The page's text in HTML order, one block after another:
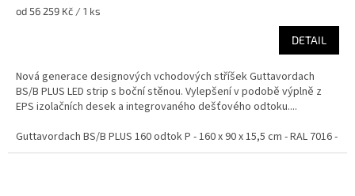
Měrná
od 56 259 Kč / 1 ks
DETAIL
Nová generace designových vchodových stříšek Guttavordach
BS/B PLUS LED strip s boční stěnou. Vylepšení v podobě výplně z
EPS izolačních desek a integrovaného dešťového odtoku....
Guttavordach BS/B PLUS 160 odtok P - 160 x 90 x 15,5 cm - RAL 7016 -